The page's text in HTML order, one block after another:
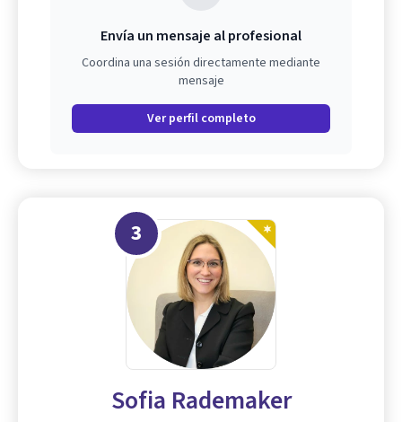
Envía un mensaje al profesional
Coordina una sesión directamente mediante
mensaje
Ver perfil completo
3
Sofia Rademaker